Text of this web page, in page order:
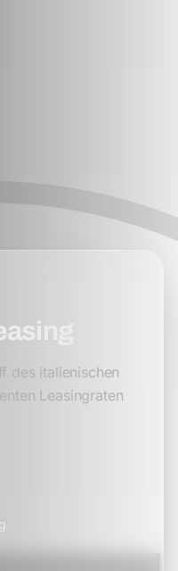
des italienischen
Leasingraten